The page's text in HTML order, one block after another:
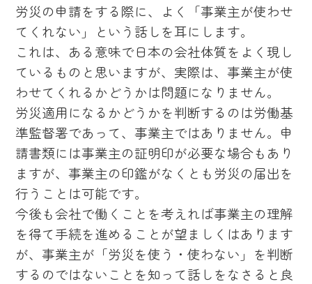
労災の申請をする際に、よく「事業主が使わせ
てくれない」という話しを耳にします。
これは、ある意味で日本の会社体質をよく現し
ているものと思いますが、実際は、事業主が使
わせてくれるかどうかは問題になりません。
労災適用になるかどうかを判断するのは労働基
準監督署であって、事業主ではありません。申
請書類には事業主の証明印が必要な場合もあり
ますが、事業主の印鑑がなくとも労災の届出を
行うことは可能です。
今後も会社で働くことを考えれば事業主の理解
を得て手続を進めることが望ましくはあります
が、事業主が「労災を使う・使わない」を判断
するのではないことを知って話しをなさると良